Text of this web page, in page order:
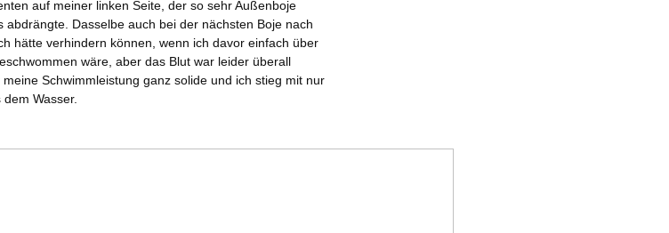
auf meiner linken Seite, der so sehr Außenboje
abdrängte. Dasselbe auch bei der nächsten Boje nach
hätte verhindern können, wenn ich davor einfach über
wäre, aber das Blut war leider überall
Schwimmleistung ganz solide und ich stieg mit nur
Wasser.